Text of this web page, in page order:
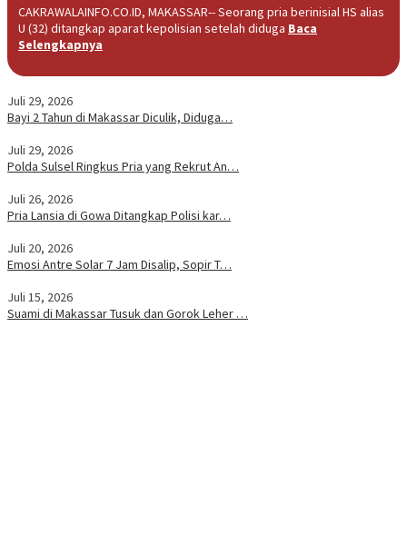
CAKRAWALAINFO.CO.ID, MAKASSAR-- Seorang pria berinisial HS alias
U (32) ditangkap aparat kepolisian setelah diduga Baca
Selengkapnya
Juli 29, 2026
Bayi 2 Tahun di Makassar Diculik, Diduga…
Juli 29, 2026
Polda Sulsel Ringkus Pria yang Rekrut An…
Juli 26, 2026
Pria Lansia di Gowa Ditangkap Polisi kar…
Juli 20, 2026
Emosi Antre Solar 7 Jam Disalip, Sopir T…
Juli 15, 2026
Suami di Makassar Tusuk dan Gorok Leher …